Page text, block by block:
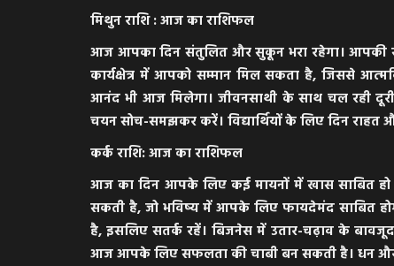
मिथुन राशि : आज का राशिफल
आज आपका दिन संतुलित और सुकून भरा रहेगा। आपकी
कार्यक्षेत्र में आपको सम्मान मिल सकता है, जिससे
आनंद भी आज मिलेगा। जीवनसाथी के साथ चल रही
चयन सोच-समझकर करें। विद्यार्थियों के लिए दिन राहत
कर्क राशि: आज का राशिफल
आज का दिन आपके लिए कई मायनों में खास साबित हो
सकती है, जो भविष्य में आपके लिए फायदेमंद साबित
है, इसलिए सतर्क रहें। बिजनेस में उतार-चढ़ाव के
आज आपके लिए सफलता की चाबी बन सकती है। धन और